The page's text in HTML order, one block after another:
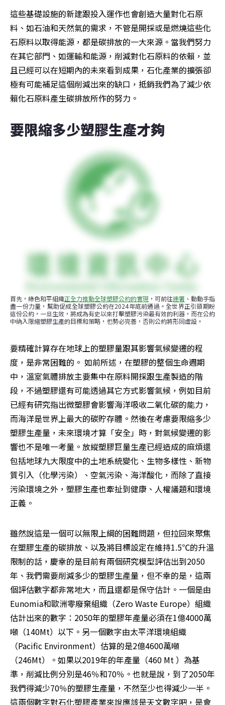
這些基礎設施的新建跟投入運作也會創造大量對化石原
料、如石油和天然氣的需求，不管是開採或是燃燒這些化
石原料以取得能源，都是碳排放的一大來源。當我們努力
在其它部門、如運輸和能源，削減對化石原料的依賴，並
且已經可以在短期內的未來看到成果，石化產業的擴張卻
極有可能補足這個削減出來的缺口，抵銷我們為了減少依
賴化石原料產生碳排放所作的努力。
要限縮多少塑膠生產才夠
首先，綠色和平組織正全力推動全球塑膠公約的實現 ，可前往連署 、動動手指
盡一份力量，幫助促成全球塑膠公約在2024年底前通過。全世界正引頸期盼
這份公約，一旦生效，將成為有史以來打擊塑膠污染最有效的利器，而在公約
中納入限縮塑膠生產的目標和策略，也勢必完善，否則公約將形同虛設。
要精確計算存在地球上的塑膠量跟其影響氣候變遷的程
度，是非常困難的。 如前所述，在塑膠的整個生命週期
中，溫室氣體排放主要集中在原料開採跟生產製造的階
段，不過塑膠還有可能透過其它方式影響氣候，例如目前
已經有研究指出微塑膠會影響海洋吸收二氧化碳的能力，
而海洋是世界上最大的碳貯存體。然後在考慮要限縮多少
塑膠生產量，未來環境才算「安全」時，對氣候變遷的影
響也不是唯一考量。放縱塑膠巨量生產已經造成的麻煩還
包括地球九大限度中的土地系統變化、生物多樣性、新物
質引入（化學污染）、空氣污染、海洋酸化，而除了直接
污染環境之外，塑膠生產也牽扯到健康、人權議題和環境
正義。
雖然說這是一個可以無限上綱的困難問題，但拉回來聚焦
在塑膠生產的碳排放、以及將目標設定在維持1.5℃的升溫
限制的話，慶幸的是目前有兩個研究模型評估出到2050
年、我們需要削減多少的塑膠生產量，但不幸的是，這兩
個評估數字都非常地大，而且還都是保守估計。一個是由
Eunomia和歐洲零廢棄組織（Zero Waste Europe）組織
估計出來的數字：2050年的塑膠年產量必須在1億4000萬
噸（140Mt）以下。另一個數字由太平洋環境組織
（Pacific Environment）估算的是2億4600萬噸
（246Mt）。如果以2019年的年產量（460 Mt ）為基
準，削減比例分別是46％和70％。也就是說，到了2050年
我們得減少70％的塑膠生產量，不然至少也得減少一半。
這兩個數字對石化塑膠產業來說應該是天文數字吧，是會